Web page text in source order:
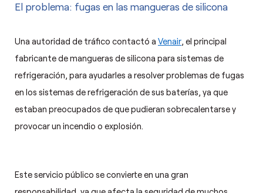
El problema: fugas en las mangueras de silicona
Una autoridad de tráfico contactó a Venair, el principal
fabricante de mangueras de silicona para sistemas de
refrigeración, para ayudarles a resolver problemas de fugas
en los sistemas de refrigeración de sus baterías, ya que
estaban preocupados de que pudieran sobrecalentarse y
provocar un incendio o explosión.
Este servicio público se convierte en una gran